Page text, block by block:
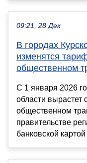
09:21, 28 Дек
В городах
изменятся
общественном
С 1 января 2026
области вырастет
общественном
правительстве
банковской картой